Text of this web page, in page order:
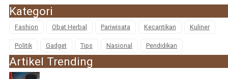
Kategori
Fashion Obat Herbal Pariwisata Kecantikan Kuliner
Politik Gadget Tips Nasional Pendidikan
Artikel Trending